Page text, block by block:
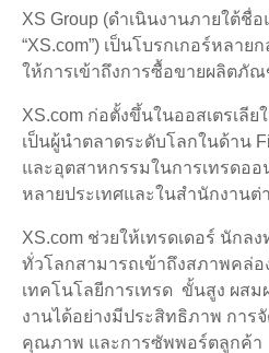
XS Group (ดำเนินงานภายใต้ชื่อ
“XS.com”) เป็นโบรกเกอร์หลา
ให้การเข้าถึงการซื้อขายผลิตภั
XS.com ก่อตั้งขึ้นในออสเตรเลี
เป็นผู้นำตลาดระดับโลกในด้าน
และอุตสาหกรรมในการเทรดอ
หลายประเทศและในสำนักงานต่
XS.com ช่วยให้เทรดเดอร์ นักล
ทั่วโลกสามารถเข้าถึงสภาพคล่อ
เทคโนโลยีการเทรด ขั้นสูง ผส
งานได้อย่างมีประสิทธิภาพ การ
คุณภาพ และการซัพพอร์ตลูกค้า